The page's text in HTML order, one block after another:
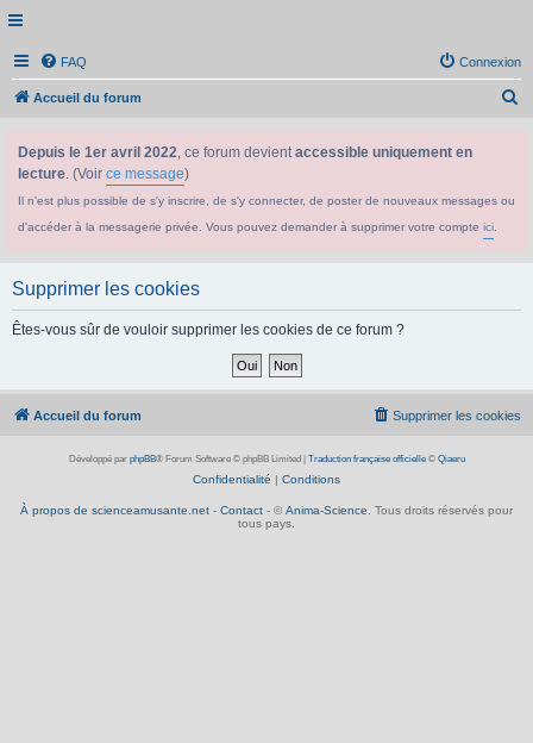
FAQ Connexion
Accueil du forum
Depuis le 1er avril 2022, ce forum devientaccessible uniquement en
lecture. (Voir ce message)
Il n'est plus possible de s'y inscrire, de s'y connecter, de poster de nouveaux messages ou
d'accéder à la messagerie privée. Vous pouvez demander à supprimer votre compte ici
Supprimer les cookies
Êtes-vous sûr de vouloir supprimer les cookies de ce forum ?
Accueil du forum Supprimer les cookies
Développé par phpBB® Forum Software © phpBB Limited Traduction française officielle© Qiaeru
Confidentialité | Conditions
À propos de scienceamusante.net - Contact - © Anima-Science . Tous droits réservés pour
tous pays.